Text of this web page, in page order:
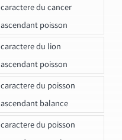
caractere du cancer
ascendant poisson
caractere du lion
ascendant poisson
caractere du poisson
ascendant balance
caractere du poisson